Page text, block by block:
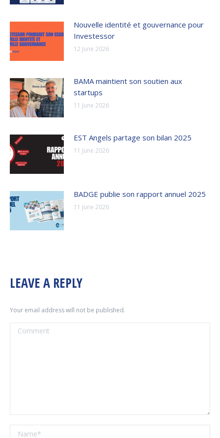
Nouvelle identité et gouvernance pour
Investessor
12 June 2026
BAMA maintient son soutien aux
startups
11 June 2026
EST Angels partage son bilan 2025
11 June 2026
BADGE publie son rapport annuel 2025
11 June 2026
LEAVE A REPLY
Your email address will not be published.
Comment
Name *